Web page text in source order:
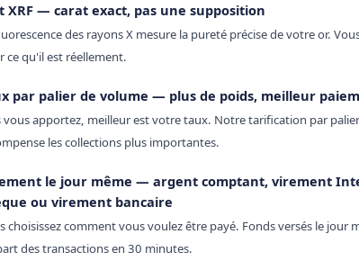
XRF — carat exact, pas une supposition
des rayons X mesure la pureté précise de votre or.
ce qu'il est réellement.
par palier de volume — plus de poids, meilleur
vous apportez, meilleur est votre taux. Notre tarification par palier
les collections plus importantes.
le jour même — argent comptant, virement
ou virement bancaire
choisissez comment vous voulez être payé. Fonds versés le jour
des transactions en 30 minutes.